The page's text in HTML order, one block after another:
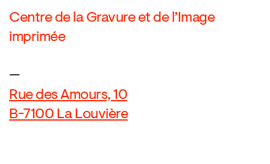
Centre de la Gravure et de l’Image
imprimée
—
Rue des Amours, 10
B-7100 La Louvière